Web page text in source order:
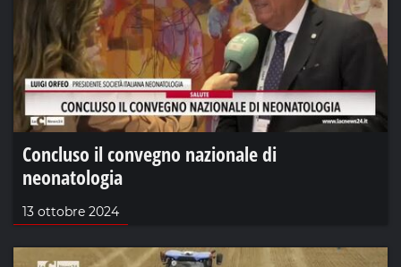
Concluso il convegno nazionale di
neonatologia
13 ottobre 2024